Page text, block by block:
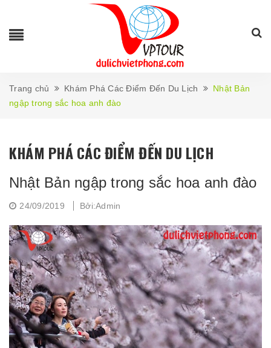
Trang chủ Khám Phá Các Điểm Đến Du Lịch
Nhật Bản
ngập trong sắc hoa anh đào
KHÁM PHÁ CÁC ĐIỂM ĐẾN DU LỊCH
Nhật Bản ngập trong sắc hoa anh đào
24/09/2019 Bởi:Admin